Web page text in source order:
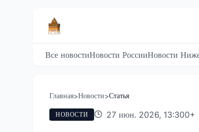
Все новостиНовости РоссииНовости
Главная>Новости>Статья
НОВОСТИ 27 июн. 2026, 13:300+